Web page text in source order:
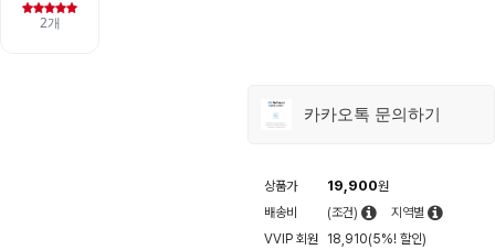
카카오톡 문의하기
상품가 19,900원
배송비
(조건)
지역별
VVIP 회원
18,910(5%! 할인)